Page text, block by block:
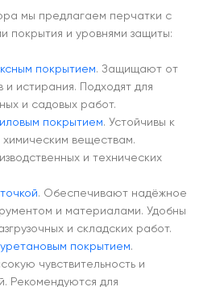
мы предлагаем перчатки с
покрытия и уровнями защиты:
покрытием. Защищают от
и истирания. Подходят для
и садовых работ.
покрытием. Устойчивы к
химическим веществам.
и технических
. Обеспечивают надёжное
и материалами. Удобны
и складских работ.
покрытием.
чувствительность и
Рекомендуются для